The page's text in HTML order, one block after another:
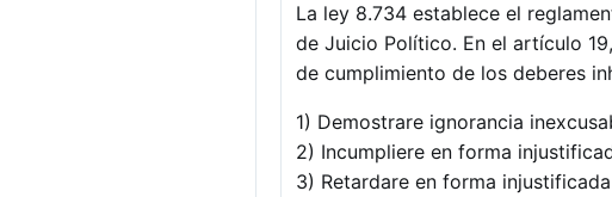
La ley 8.734 establece el
de Juicio Político. En el artículo
de cumplimiento de los deberes
1) Demostrare ignorancia
2) Incumpliere en forma
3) Retardare en forma